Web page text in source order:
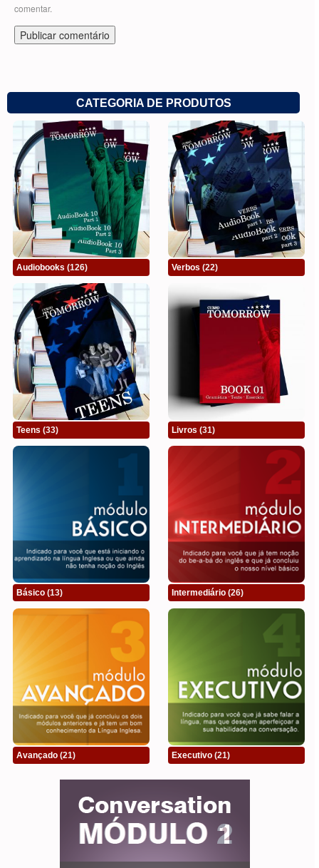
comentar.
CATEGORIA DE PRODUTOS
Audiobooks (126) Verbos(22)
Teens (33) Livros(31)
Básico (13) Intermediário(26)
Avançado (21) Executivo(21)